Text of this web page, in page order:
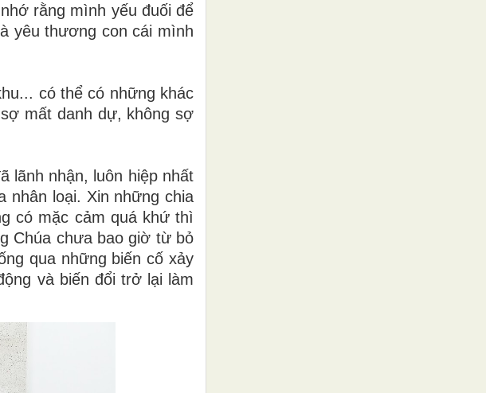
rằng mình yếu đuối để
yêu thương con cái mình
có thể có những khác
mất danh dự, không sợ
lãnh nhận, luôn hiệp nhất
nhân loại. Xin những chia
có mặc cảm quá khứ thì
Chúa chưa bao giờ từ bỏ
qua những biến cố xảy
và biến đổi trở lại làm